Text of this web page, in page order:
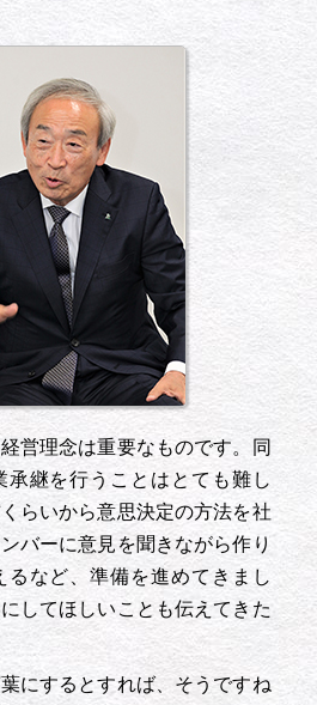
営理念は重要なものです。同
承継を行うことはとても難し
らいから意思決定の方法を社
バーに意見を聞きながら作り
るなど、準備を進めてきまし
してほしいことも伝えてきた
にするとすれば、そうですね